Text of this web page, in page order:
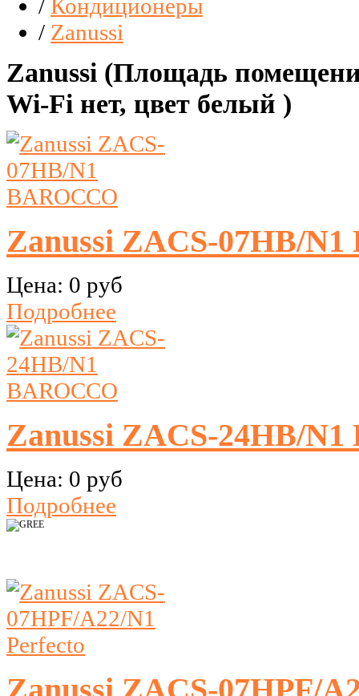
/ Кондиционеры
/ Zanussi
Zanussi (Площадь
Wi-Fi нет, цвет белый )
Zanussi ZACS-07HB/
Цена: 0 руб
Подробнее
Zanussi ZACS-24HB/
Цена: 0 руб
Подробнее